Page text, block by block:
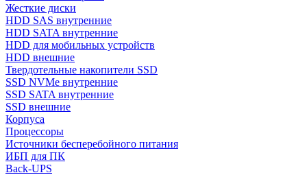
Жесткие диски
HDD SAS внутренние
HDD SATA внутренние
HDD для мобильных устройств
HDD внешние
Твердотельные накопители SSD
SSD NVMe внутренние
SSD SATA внутренние
SSD внешние
Корпуса
Процессоры
Источники бесперебойного питания
ИБП для ПК
Back-UPS